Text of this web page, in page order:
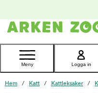
Kontakta
Meny Logga in
Hem Katt Kattleksaker